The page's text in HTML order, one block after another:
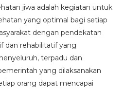
jiwa adalah kegiatan untuk
yang optimal bagi setiap
dengan pendekatan
dan rehabilitatif yang
terpadu dan
yang dilaksanakan
orang dapat mencapai